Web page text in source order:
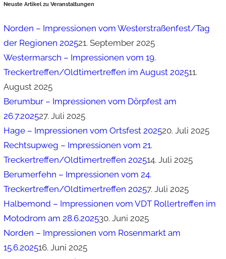
Neuste Artikel zu Veranstaltungen
Norden – Impressionen vom Westerstraßenfest/Tag
der Regionen 202521. September 2025
Westermarsch – Impressionen vom 19.
Treckertreffen/Oldtimertreffen im August 202511.
August 2025
Berumbur – Impressionen vom Dörpfest am
26.7.202527. Juli 2025
Hage – Impressionen vom Ortsfest 202520. Juli 2025
Rechtsupweg – Impressionen vom 21.
Treckertreffen/Oldtimertreffen 202514. Juli 2025
Berumerfehn – Impressionen vom 24.
Treckertreffen/Oldtimertreffen 20257. Juli 2025
Halbemond – Impressionen vom VDT Rollertreffen im
Motodrom am 28.6.202530. Juni 2025
Norden – Impressionen vom Rosenmarkt am
15.6.202516. Juni 2025